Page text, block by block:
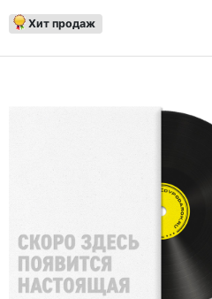
Хит продаж